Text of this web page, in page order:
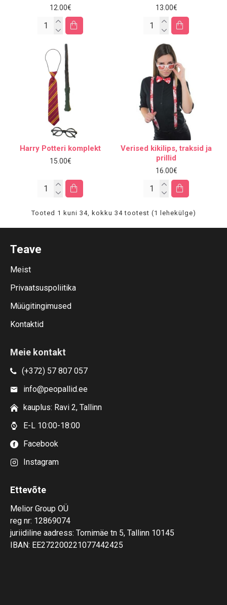
12.00€ 13.00€
Harry Potteri komplekt
15.00€
Verised kikilips, traksid ja
prillid
16.00€
Tooted 1 kuni 34, kokku 34 tootest (1 lehekülge)
Teave
Meist
Privaatsuspoliitika
Müügitingimused
Kontaktid
Meie kontakt
(+372) 57 807 057
info@peopallid.ee
kauplus: Ravi 2, Tallinn
E-L 10:00-18:00
Facebook
Instagram
Ettevõte
Melior Group OÜ
reg nr: 12869074
juriidiline aadress: Tornimäe tn 5, Tallinn 10145
IBAN: EE272200221077442425